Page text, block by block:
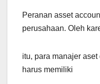
Peranan asset
perusahaan. Oleh
itu, para manajer
harus memiliki